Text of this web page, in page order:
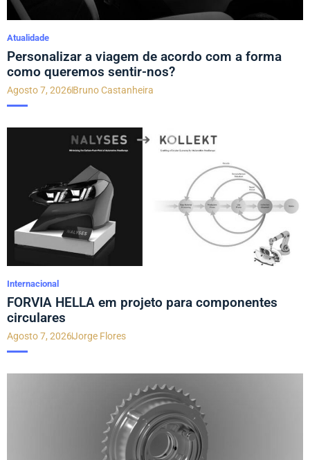
Atualidade
Personalizar a viagem de acordo com a forma
como queremos sentir-nos?
Agosto 7, 2026Bruno Castanheira
Internacional
FORVIA HELLA em projeto para componentes
circulares
Agosto 7, 2026Jorge Flores